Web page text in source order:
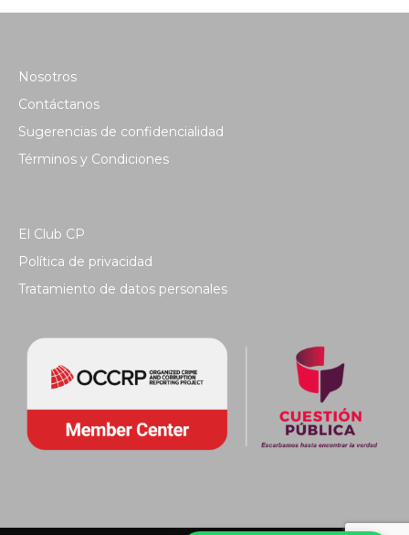
Nosotros
Contáctanos
Sugerencias de confidencialidad
Términos y Condiciones
El Club CP
Política de privacidad
Tratamiento de datos personales